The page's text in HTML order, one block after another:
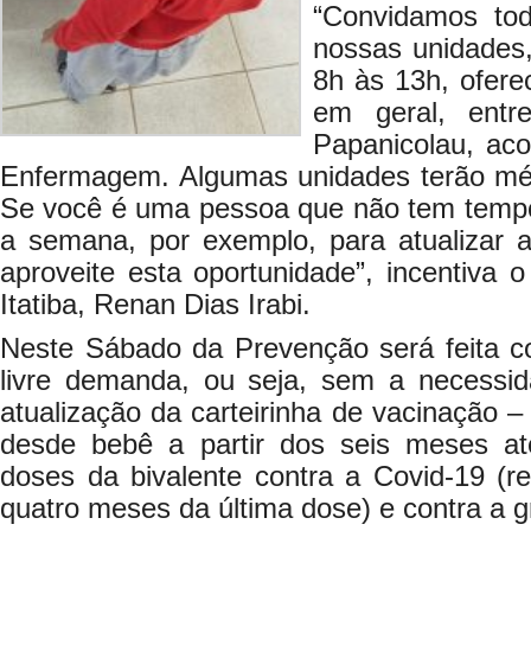
“Convidamos
nossas
8h às 13h,
em geral,
Papanicolau,
Enfermagem. Algumas unidades terão
Se você é uma pessoa que não tem
a semana, por exemplo, para atualizar
aproveite esta oportunidade”, incentiva
Itatiba, Renan Dias Irabi.
Neste Sábado da Prevenção será feita
livre demanda, ou seja, sem a
atualização da carteirinha de vacinação
desde bebê a partir dos seis meses
doses da bivalente contra a Covid-19
quatro meses da última dose) e contra a